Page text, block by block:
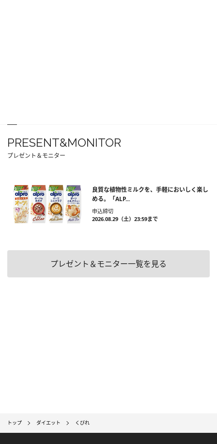
PRESENT&MONITOR
プレゼント＆モニター
良質な植物性ミルクを、手軽においしく楽し
める。「ALP...
申込締切
2026.08.29（土）23:59まで
プレゼント＆モニター一覧を見る
トップ ダイエット くびれ